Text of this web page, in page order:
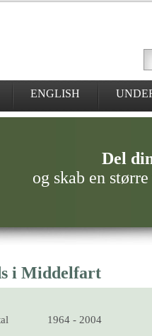
ENGLISH
Del
og skab en
i Middelfart
1964 - 2004